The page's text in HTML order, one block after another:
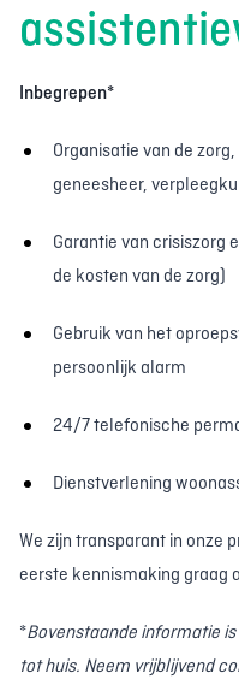
Inbegrepen*
Organisatie van de
geneesheer,
Garantie van crisiszorg
de kosten van de zorg)
Gebruik van het
persoonlijk alarm
24/7 telefonische
Dienstverlening
We zijn transparant in onze
eerste kennismaking graag
*Bovenstaande informatie
tot huis. Neem vrijblijvend